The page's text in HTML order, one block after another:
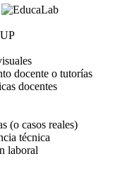
docente o tutorías
docentes
(o casos reales)
técnica
laboral